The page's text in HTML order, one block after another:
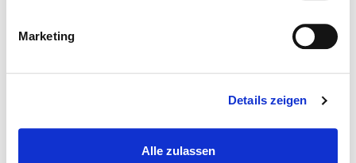
Marketing
Details zeigen
Alle zulassen